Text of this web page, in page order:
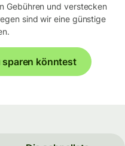
Gebühren und verstecken
sind wir eine günstige
sparen könntest